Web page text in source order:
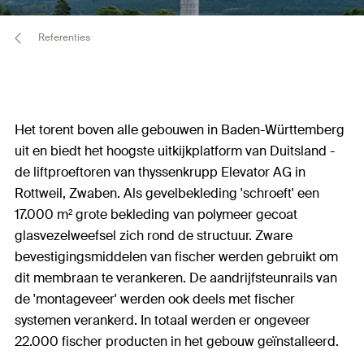
Referenties
Het torent boven alle gebouwen in Baden-Württemberg
uit en biedt het hoogste uitkijkplatform van Duitsland -
de liftproeftoren van thyssenkrupp Elevator AG in
Rottweil, Zwaben. Als gevelbekleding 'schroeft' een
17.000 m² grote bekleding van polymeer gecoat
glasvezelweefsel zich rond de structuur. Zware
bevestigingsmiddelen van fischer werden gebruikt om
dit membraan te verankeren. De aandrijfsteunrails van
de 'montageveer' werden ook deels met fischer
systemen verankerd. In totaal werden er ongeveer
22.000 fischer producten in het gebouw geïnstalleerd.